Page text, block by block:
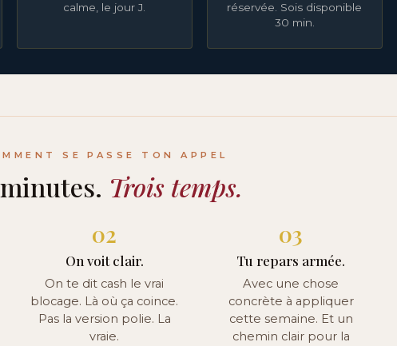
calme, le jour J.
réservée. Sois disponible
30 min.
SE PASSE TON APPEL
Trois temps.
02
On voit clair.
On te dit cash le vrai
blocage. Là où ça coince.
Pas la version polie. La
vraie.
03
Tu repars armée.
Avec une chose
concrète à appliquer
cette semaine. Et un
chemin clair pour la